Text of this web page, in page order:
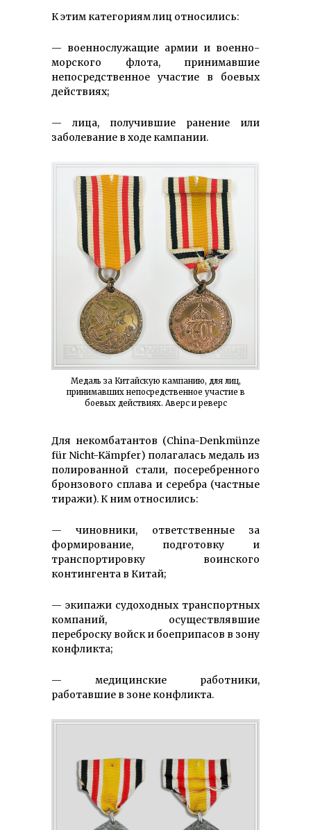
К этим категориям лиц относились:
— военнослужащие армии и военно-
морского флота, принимавшие
непосредственное участие в боевых
действиях;
— лица, получившие ранение или
заболевание в ходе кампании.
Медаль за Китайскую кампанию, для лиц,
принимавших непосредственное участие в
боевых действиях. Аверс и реверс
Для некомбатантов (China-Denkmünze
für Nicht-Kämpfer) полагалась медаль из
полированной стали, посеребренного
бронзового сплава и серебра (частные
тиражи). К ним относились:
— чиновники, ответственные за
формирование, подготовку и
транспортировку воинского
контингента в Китай;
— экипажи судоходных транспортных
компаний, осуществлявшие
переброску войск и боеприпасов в зону
конфликта;
— медицинские работники,
работавшие в зоне конфликта.